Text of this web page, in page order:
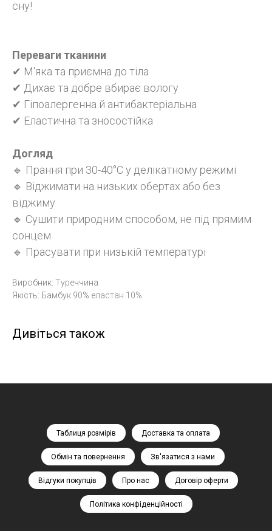
сну!
Переваги тканини
✔ М'яка та приємна до тіла
✔ Дихає та добре вбирає вологу
✔ Гіпоалергенна й антибактеріальна
✔ Еластична та зносостійка
Догляд
🔹 Прання при 30-40°C у делікатному режимі
🔹 Віджимати на низьких обертах або без
віджиму
🔹 Сушити природним способом, не під прямим
сонцем
🔹 Прасувати при низькій температурі
Виробник: Туреччина
Якість: Бамбук 90% еластан 10%
Дивіться також
Таблиця розмірів Доставка та оплата
Обмін та повернення Зв'язатися з нами
Відгуки покупців Про нас Договір оферти
Політика конфіденційності